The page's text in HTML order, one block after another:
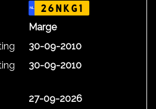
NL 26NKG1
Marge
30-09-2010
30-09-2010
27-09-2026